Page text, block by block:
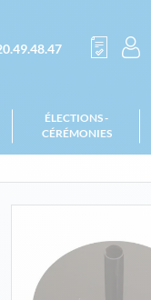
ÉLECTIONS -
CÉRÉMONIES